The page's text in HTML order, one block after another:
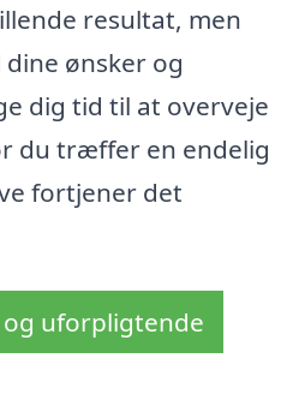
resultat, men
ønsker og
dig tid til at overveje
du træffer en endelig
fortjener det
uforpligtende